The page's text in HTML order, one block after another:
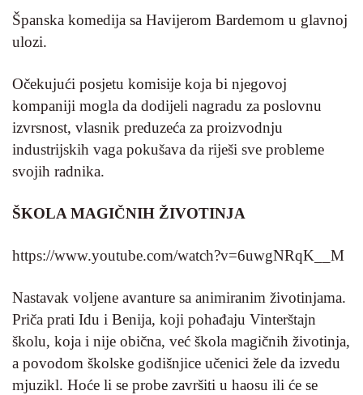
Španska komedija sa Havijerom Bardemom u glavnoj
ulozi.
Očekujući posjetu komisije koja bi njegovoj
kompaniji mogla da dodijeli nagradu za poslovnu
izvrsnost, vlasnik preduzeća za proizvodnju
industrijskih vaga pokušava da riješi sve probleme
svojih radnika.
ŠKOLA MAGIČNIH ŽIVOTINJA
https://www.youtube.com/watch?v=6uwgNRqK__M
Nastavak voljene avanture sa animiranim životinjama.
Priča prati Idu i Benija, koji pohađaju Vinterštajn
školu, koja i nije obična, već škola magičnih životinja,
a povodom školske godišnjice učenici žele da izvedu
mjuzikl. Hoće li se probe završiti u haosu ili će se